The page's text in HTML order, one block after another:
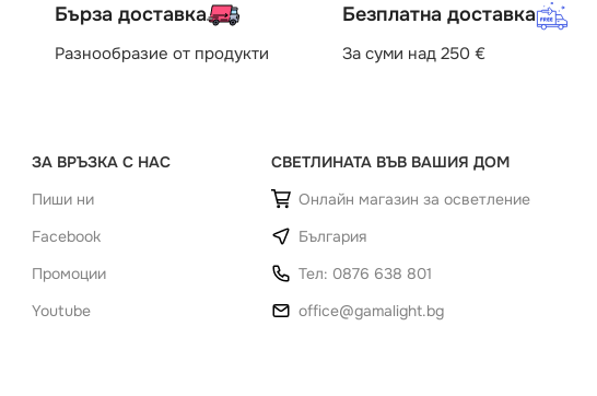
Бърза доставка
Разнообразие от продукти
Безплатна доставка
За суми над 250 €
ЗА ВРЪЗКА С НАС
Пиши ни
Facebook
Промоции
Youtube
СВЕТЛИНАТА ВЪВ ВАШИЯ ДОМ
Онлайн магазин за осветление
България
Тел: 0876 638 801
office@gamalight.bg